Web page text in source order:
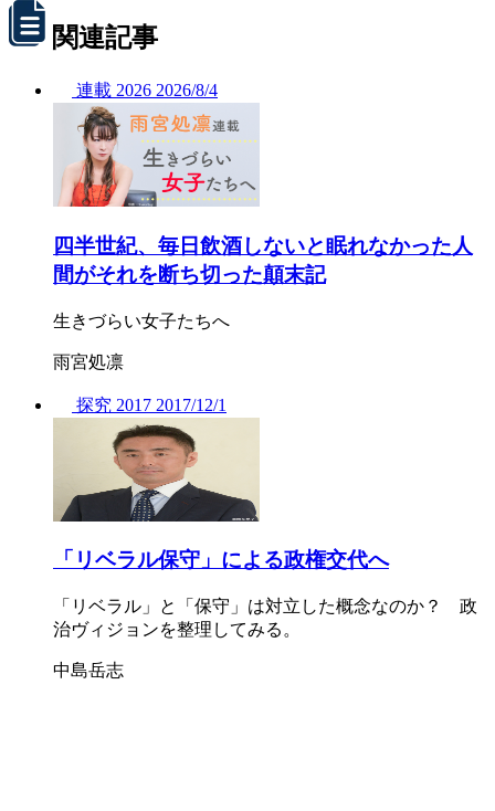
関連記事
連載 2026 2026/8/4
四半世紀、毎日飲酒しないと眠れなかった人
間がそれを断ち切った顛末記
生きづらい女子たちへ
雨宮処凛
探究 2017 2017/12/1
「リベラル保守」による政権交代へ
「リベラル」と「保守」は対立した概念なのか？ 政
治ヴィジョンを整理してみる。
中島岳志